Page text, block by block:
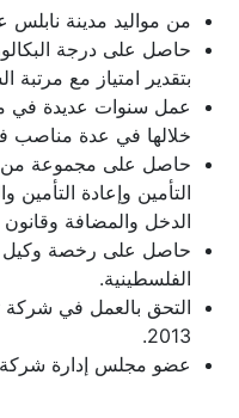
من مواليد مدينة نابلس عام
حاصل على درجة
بتقدير امتياز مع مرتبة
خلالها في عدة مناصب في
حاصل على مجموعة من
التأمين وإعادة التأمين
الدخل والمضافة وقانون
حاصل على رخصة وكيل
الفلسطينية.
التحق بالعمل في شركة
2013.
عضو مجلس إدارة شركة